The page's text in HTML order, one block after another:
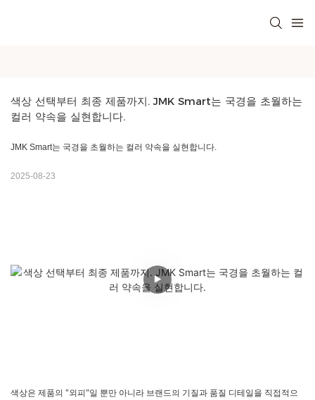
색상 선택부터 최종 제품까지. JMK Smart는 국경을 초월하는
컬러 약속을 실현합니다.
JMK Smart는 국경을 초월하는 컬러 약속을 실현합니다.
2025-08-23
색상은 제품의 "외피"일 뿐만 아니라 브랜드의 기질과 품질 디테일을 직접적으